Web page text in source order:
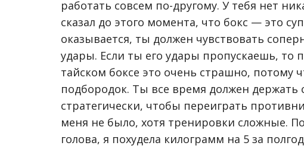
работать совсем по-другому. У тебя нет
сказал до этого момента, что бокс — это
оказывается, ты должен чувствовать
удары. Если ты его удары пропускаешь, то
тайском боксе это очень страшно,
подбородок. Ты все время должен
стратегически, чтобы переиграть
меня не было, хотя тренировки сложные.
голова, я похудела килограмм на 5 за